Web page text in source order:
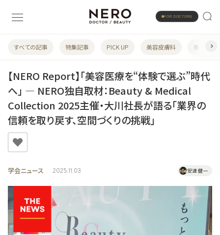
FOR DOCTORS
すべての記事 特集記事 PICK UP 美容皮膚科 美容婦人
【NERO Report】「美容医療を“体験で選ぶ”時代
へ」 ― NERO独自取材：Beauty & Medical
Collection 2025主催・大川社長が語る「業界の
信頼を取り戻す、空間づくりの挑戦」
学会ニュース 2025.11.03 安達 健一